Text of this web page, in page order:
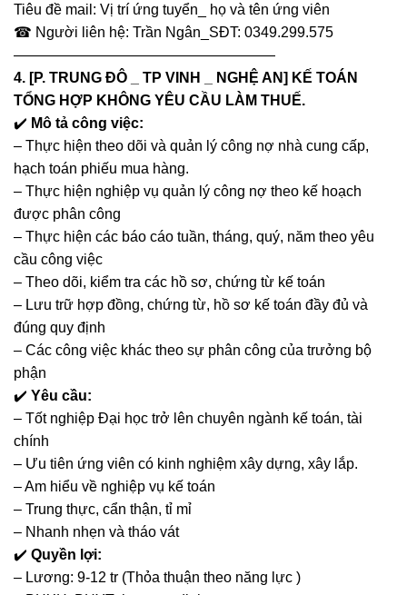
Tiêu đề mail: Vị trí ứng tuyển_ họ và tên ứng viên
☎ Người liên hệ: Trần Ngân_SĐT: 0349.299.575
——————————————————
4. [P. TRUNG ĐÔ _ TP VINH _ NGHỆ AN] KẾ TOÁN
TỔNG HỢP KHÔNG YÊU CẦU LÀM THUẾ.
✔️ Mô tả công việc:
– Thực hiện theo dõi và quản lý công nợ nhà cung cấp,
hạch toán phiếu mua hàng.
– Thực hiện nghiệp vụ quản lý công nợ theo kế hoạch
được phân công
– Thực hiện các báo cáo tuần, tháng, quý, năm theo yêu
cầu công việc
– Theo dõi, kiểm tra các hồ sơ, chứng từ kế toán
– Lưu trữ hợp đồng, chứng từ, hồ sơ kế toán đầy đủ và
đúng quy định
– Các công việc khác theo sự phân công của trưởng bộ
phận
✔️ Yêu cầu:
– Tốt nghiệp Đại học trở lên chuyên ngành kế toán, tài
chính
– Ưu tiên ứng viên có kinh nghiệm xây dựng, xây lắp.
– Am hiểu về nghiệp vụ kế toán
– Trung thực, cẩn thận, tỉ mỉ
– Nhanh nhẹn và tháo vát
✔️ Quyền lợi:
– Lương: 9-12 tr (Thỏa thuận theo năng lực )